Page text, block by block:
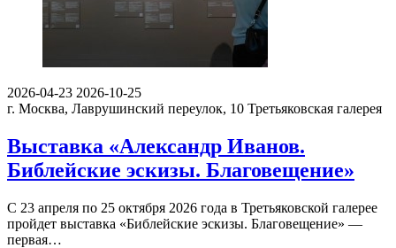
2026-04-23 2026-10-25
г. Москва, Лаврушинский переулок, 10 Третьяковская галерея
Выставка «Александр Иванов.
Библейские эскизы. Благовещение»
С 23 апреля по 25 октября 2026 года в Третьяковской галерее
пройдет выставка «Библейские эскизы. Благовещение» —
первая…